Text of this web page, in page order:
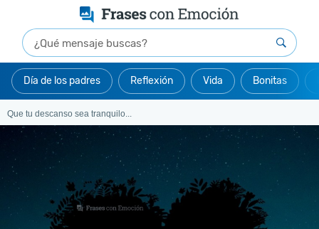
Día de los padres Reflexión Vida Bonitas
Que tu descanso sea tranquilo...